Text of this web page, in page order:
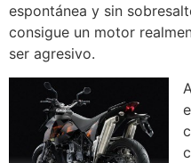
espontánea y sin
consigue un motor
ser agresivo.